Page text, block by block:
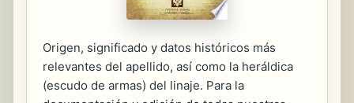
Origen, significado y datos históricos más
relevantes del apellido, así como la heráldica
(escudo de armas) del linaje. Para la